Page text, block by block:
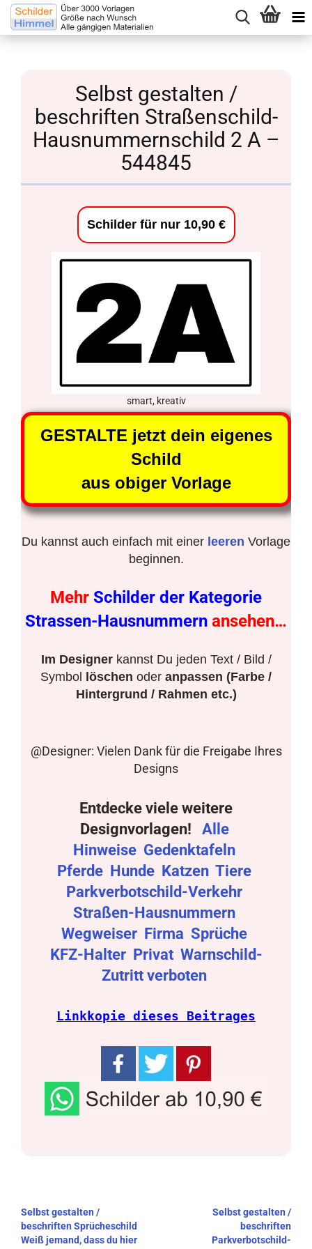
Selbst gestalten /
beschriften Straßenschild-
Hausnummernschild 2 A –
544845
Schilder für nur 10,90 €
smart, kreativ
GESTALTE jetzt dein eigenes
Schild
aus obiger Vorlage
Du kannst auch einfach mit einer leeren Vorlage
beginnen.
Mehr Schilder der Kategorie
Strassen-Hausnummern ansehen…
Im Designerkannst Du jeden Text / Bild /
Symbol
löschen oder anpassen (Farbe /
Hintergrund / Rahmen etc.)
@Designer: Vielen Dank für die Freigabe Ihres
Designs
Entdecke viele weitere
Designvorlagen!
Alle
Hinweise Gedenktafeln
Pferde Hunde Katzen Tiere
Parkverbotschild-Verkehr
Straßen-Hausnummern
Wegweiser Firma Sprüche
KFZ-Halter Privat Warnschild-
Zutritt verboten
Linkkopie dieses Beitrages
Beitragsnavigation
Selbst gestalten /
beschriften Sprücheschild
Weiß jemand, dass du hier
Selbst gestalten /
beschriften
Parkverbotschild-